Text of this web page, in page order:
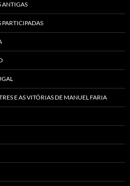
ANTIGAS
E AS VITÓRIAS DE MANUEL FARIA